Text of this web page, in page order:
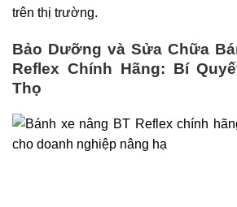
trên thị trường.
Bảo Dưỡng và Sửa Chữa
Reflex Chính Hãng: Bí
Thọ